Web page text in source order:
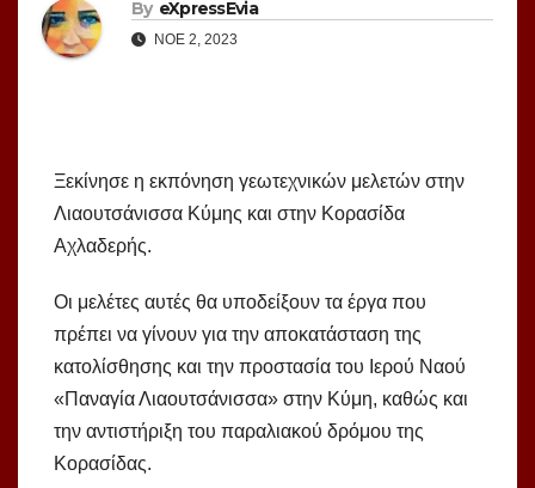
By eXpressEvia
ΝΟΈ 2, 2023
Ξεκίνησε η εκπόνηση γεωτεχνικών μελετών στην
Λιαουτσάνισσα Κύμης και στην Κορασίδα
Αχλαδερής.
Οι μελέτες αυτές θα υποδείξουν τα έργα που
πρέπει να γίνουν για την αποκατάσταση της
κατολίσθησης και την προστασία του Ιερού Ναού
«Παναγία Λιαουτσάνισσα» στην Κύμη, καθώς και
την αντιστήριξη του παραλιακού δρόμου της
Κορασίδας.